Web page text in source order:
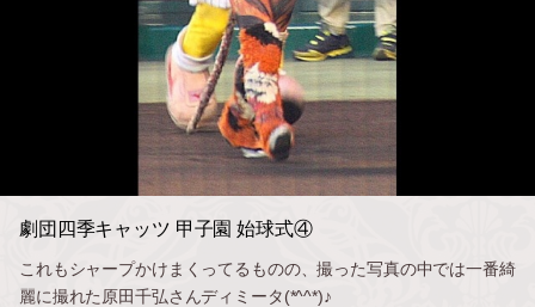
劇団四季キャッツ 甲子園 始球式④
これもシャープかけまくってるものの、撮った写真の中では一番綺
麗に撮れた原田千弘さんディミータ(*^^*)♪